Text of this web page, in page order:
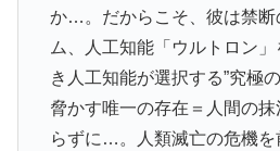
か…。だからこそ、彼は禁断
ム、人工知能「ウルトロン
き人工知能が選択する”究極
脅かす唯一の存在＝人間の
らずに…。人類滅亡の危機を